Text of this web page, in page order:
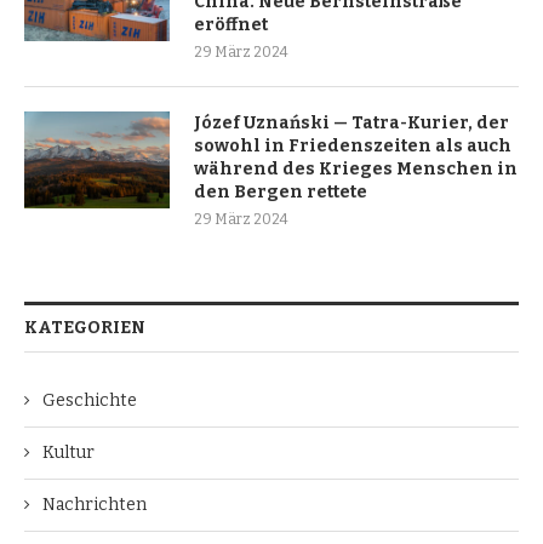
eröffnet
29 März 2024
Józef Uznański — Tatra-Kurier, der
sowohl in Friedenszeiten als auch
während des Krieges Menschen in
den Bergen rettete
29 März 2024
KATEGORIEN
Geschichte
Kultur
Nachrichten